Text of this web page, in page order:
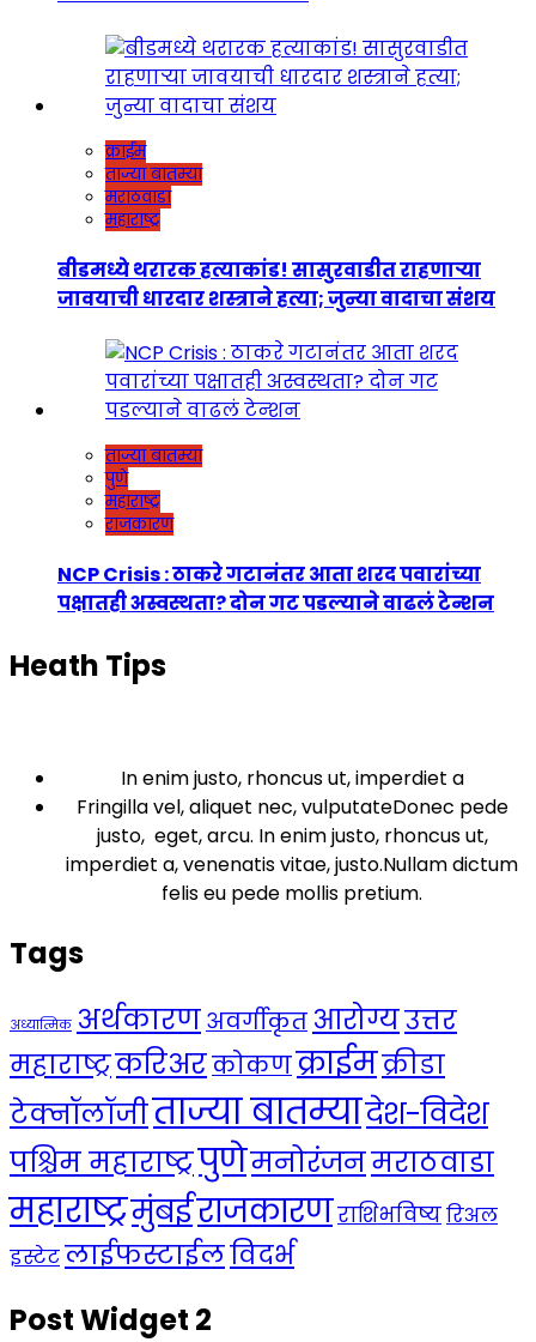
क्राईम
ताज्या बातम्या
मराठवाडा
महाराष्ट्र
बीडमध्ये थरारक हत्याकांड! सासुरवाडीत राहणाऱ्या
जावयाची धारदार शस्त्राने हत्या; जुन्या वादाचा संशय
ताज्या बातम्या
पुणे
महाराष्ट्र
राजकारण
NCP Crisis : ठाकरे गटानंतर आता शरद पवारांच्या
पक्षातही अस्वस्थता? दोन गट पडल्याने वाढलं टेन्शन
Heath Tips
In enim justo, rhoncus ut, imperdiet a
Fringilla vel, aliquet nec, vulputateDonec pede
justo, eget, arcu. In enim justo, rhoncus ut,
imperdiet a, venenatis vitae, justo.Nullam dictum
felis eu pede mollis pretium.
Tags
अध्यात्मिक अर्थकारणअवर्गीकृत आरोग्यउत्तर
महाराष्ट्रकरिअरकोकणक्राईमक्रीडा
टेक्नॉलॉजीताज्या बातम्यादेश-विदेश
पश्चिम महाराष्ट्रपुणेमनोरंजनमराठवाडा
महाराष्ट्रमुंबईराजकारणराशिभविष्यरिअल
इस्टेटलाईफस्टाईलविदर्भ
Post Widget 2